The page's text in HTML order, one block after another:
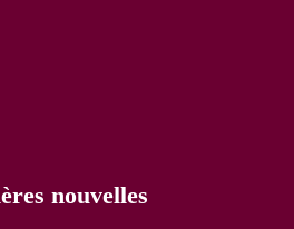
nouvelles